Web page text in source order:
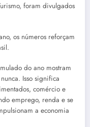
foram divulgados
os números reforçam
do ano mostram
Isso significa
comércio e
emprego, renda e se
a economia